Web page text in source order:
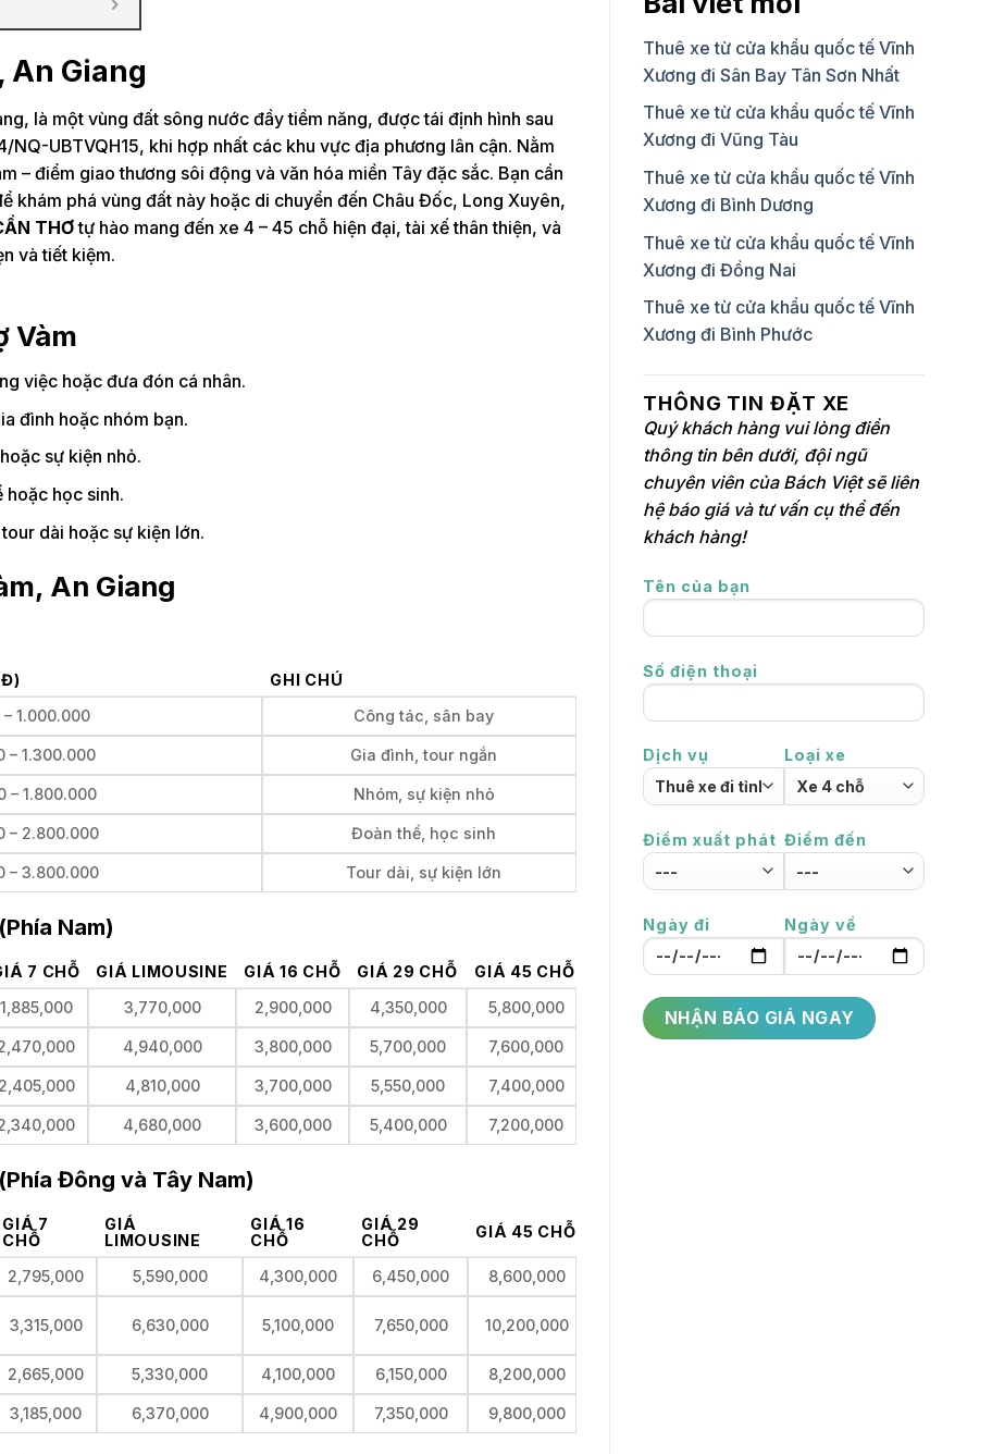
An Giang
là một vùng đất sông nước đầy tiềm năng, được tái định hình sau
UBTVQH15, khi hợp nhất các khu vực địa phương lân cận. Nằm
– điểm giao thương sôi động và văn hóa miền Tây đặc sắc. Bạn cần
khám phá vùng đất này hoặc di chuyển đến Châu Đốc, Long Xuyên,
THƠtự hào mang đến xe 4 – 45 chỗ hiện đại, tài xế thân thiện, và
và tiết kiệm.
Vàm
việc hoặc đưa đón cá nhân.
đình hoặc nhóm bạn.
sự kiện nhỏ.
hoặc học sinh.
dài hoặc sự kiện lớn.
An Giang
GHI CHÚ
1.000.000 Công tác, sân bay
– 1.300.000 Gia đình, tour ngắn
– 1.800.000 Nhóm, sự kiện nhỏ
– 2.800.000 Đoàn thể, học sinh
– 3.800.000 Tour dài, sự kiện lớn
Nam)
7 CHỖ GIÁ LIMOUSINE GIÁ 16 CHỖ GIÁ 29 CHỖ
GIÁ 45 CHỖ
1,885,000 3,770,000 2,900,000 4,350,000 5,800,000
4,940,000 3,800,000 5,700,000 7,600,000
2,405,000 4,810,000 3,700,000 5,550,000 7,400,000
4,680,000 3,600,000 5,400,000 7,200,000
Đông và Tây Nam)
GIÁ 7
CHỖ
GIÁ
LIMOUSINE
GIÁ 16
CHỖ
GIÁ 29
CHỖ
GIÁ 45 CHỖ
2,795,000 5,590,000 4,300,000 6,450,000 8,600,000
3,315,000 6,630,000 5,100,000 7,650,000 10,200,000
2,665,000 5,330,000 4,100,000 6,150,000 8,200,000
3,185,000 6,370,000 4,900,000 7,350,000 9,800,000
Thuê xe từ cửa khẩu quốc tế Vĩnh
Xương đi Sân Bay Tân Sơn Nhất
Thuê xe từ cửa khẩu quốc tế Vĩnh
Xương đi Vũng Tàu
Thuê xe từ cửa khẩu quốc tế Vĩnh
Xương đi Bình Dương
Thuê xe từ cửa khẩu quốc tế Vĩnh
Xương đi Đồng Nai
Thuê xe từ cửa khẩu quốc tế Vĩnh
Xương đi Bình Phước
THÔNG TIN ĐẶT XE
Quý khách hàng vui lòng điền
thông tin bên dưới, đội ngũ
chuyên viên của Bách Việt sẽ liên
hệ báo giá và tư vấn cụ thể đến
khách hàng!
Tên của bạn
Số điện thoại
Dịch vụ Loại xe
Điểm xuất phát Điểm đến
Ngày đi Ngày về